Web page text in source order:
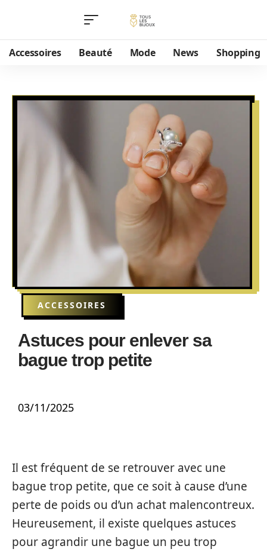
Accessoires Beauté Mode News Shopping
ACCESSOIRES
Astuces pour enlever sa
bague trop petite
03/11/2025
Il est fréquent de se retrouver avec une
bague trop petite, que ce soit à cause d’une
perte de poids ou d’un achat malencontreux.
Heureusement, il existe quelques astuces
pour agrandir une bague un peu trop